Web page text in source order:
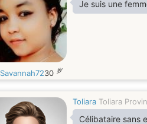
Je suis une
Savannah7230 岁
Toliara Toliara
Célibataire sans